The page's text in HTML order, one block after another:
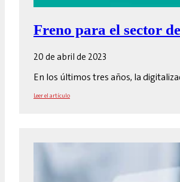
Freno para el sector
20 de abril de 2023
En los últimos tres años, la
Leer el artículo